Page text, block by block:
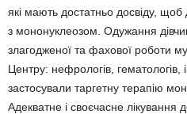
які мають достатньо досвіду,
з мононуклеозом. Одужання
злагодженої та фахової роботи
Центру: нефрологів, гематологів,
застосували таргетну терапію
Адекватне і своєчасне лікування